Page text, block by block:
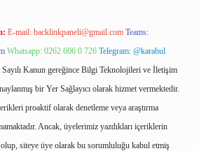
E-mail: backlinkpaneli@gmail.com Teams:
Whatsapp: 0262 606 0 726 Telegram: @karabul
Kanun gereğince Bilgi Teknolojileri ve İletişim
bir Yer Sağlayıcı olarak hizmet vermektedir.
proaktif olarak denetleme veya araştırma
Ancak, üyelerimiz yazdıkları içeriklerin
siteye üye olarak bu sorumluluğu kabul etmiş